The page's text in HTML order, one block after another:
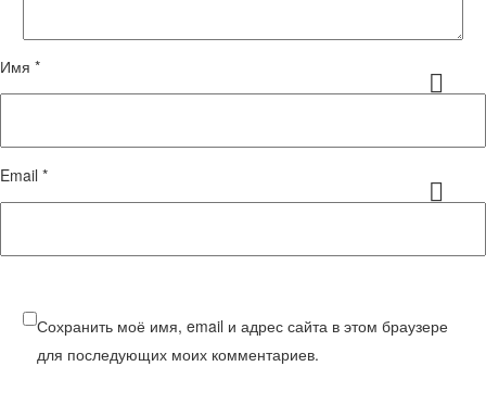
Имя *
Email *
Сохранить моё имя, email и адрес сайта в этом браузере
для последующих моих комментариев.